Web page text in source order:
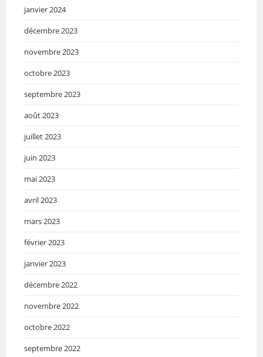
janvier 2024
décembre 2023
novembre 2023
octobre 2023
septembre 2023
août 2023
juillet 2023
juin 2023
mai 2023
avril 2023
mars 2023
février 2023
janvier 2023
décembre 2022
novembre 2022
octobre 2022
septembre 2022